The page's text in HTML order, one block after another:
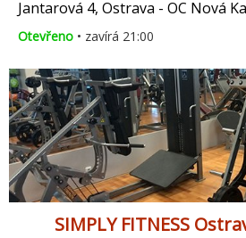
Jantarová 4, Ostrava - OC Nová
Otevřeno • zavírá 21:00
SIMPLY FITNESS